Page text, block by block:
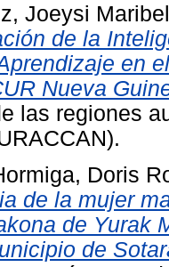
Joeysi
de la
en
Nueva
las regiones
Doris
de la mujer
de Yurak
de